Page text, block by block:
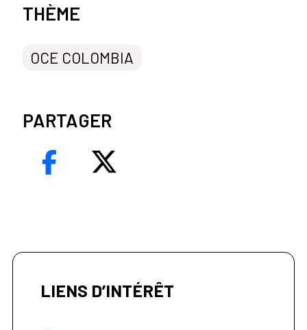
Categorías de la noticia
THÈME
OCE COLOMBIA
PARTAGER
LIENS D’INTÉRÊT